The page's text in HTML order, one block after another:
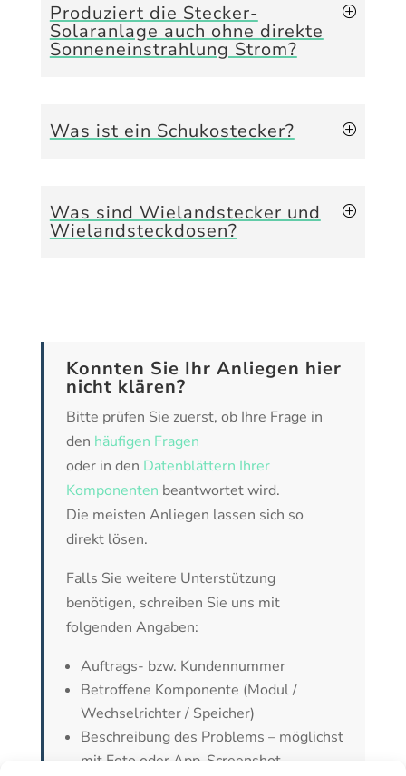
Produziert die Stecker-
Solaranlage auch ohne direkte
Sonneneinstrahlung Strom?
Was ist ein Schukostecker?
Was sind Wielandstecker und
Wielandsteckdosen?
Konnten Sie Ihr Anliegen hier
nicht klären?
Bitte prüfen Sie zuerst, ob Ihre Frage in
den häufigen Fragen
oder in den Datenblättern Ihrer
Komponenten beantwortet wird.
Die meisten Anliegen lassen sich so
direkt lösen.
Falls Sie weitere Unterstützung
benötigen, schreiben Sie uns mit
folgenden Angaben:
Auftrags- bzw. Kundennummer
Betroffene Komponente (Modul /
Wechselrichter / Speicher)
Beschreibung des Problems – möglichst
mit Foto oder App-Screenshot